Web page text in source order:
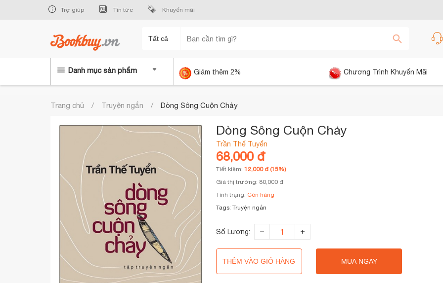
Trợ giúp Tin tức Khuyến mãi
Tất cả
Danh mục sản phẩm Giảm thêm 2% Chương Trình Khuyến Mãi
Trang chủ Truyện ngắn Dòng Sông Cuộn Chảy
Dòng Sông Cuộn Chảy
Trần Thế Tuyển
68,000 đ
Tiết kiệm: 12,000 đ (15%)
Giá thị trường: 80,000 đ
Tình trạng: Còn hàng
Tags: Truyện ngắn
Số Lượng:
THÊM VÀO GIỎ HÀNG MUA NGAY